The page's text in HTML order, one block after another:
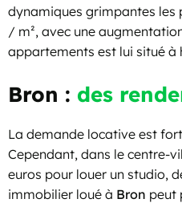
dynamiques grimpantes les
/ m², avec une
appartements est lui situé à
Bron : des
La demande locative est
Cependant, dans le centre-
euros pour louer un studio,
immobilier loué à Bron peut